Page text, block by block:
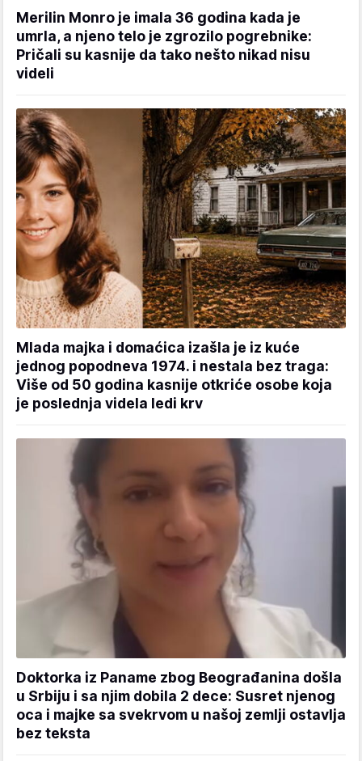
Merilin Monro je imala 36 godina kada je
umrla, a njeno telo je zgrozilo pogrebnike:
Pričali su kasnije da tako nešto nikad nisu
videli
Mlada majka i domaćica izašla je iz kuće
jednog popodneva 1974. i nestala bez traga:
Više od 50 godina kasnije otkriće osobe koja
je poslednja videla ledi krv
Doktorka iz Paname zbog Beograđanina došla
u Srbiju i sa njim dobila 2 dece: Susret njenog
oca i majke sa svekrvom u našoj zemlji ostavlja
bez teksta